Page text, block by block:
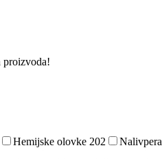
proizvoda!
Hemijske olovke 202 Nalivpera